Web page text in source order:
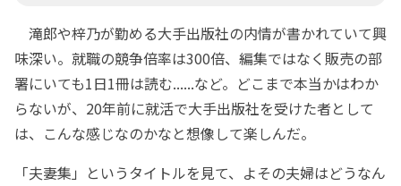
滝郎や梓乃が勤める大手出版社の内情が書かれていて興
味深い。就職の競争倍率は300倍、編集ではなく販売の部
署にいても1日1冊は読む......など。どこまで本当かはわか
らないが、20年前に就活で大手出版社を受けた者として
は、こんな感じなのかなと想像して楽しんだ。
「夫妻集」というタイトルを見て、よその夫婦はどうなん